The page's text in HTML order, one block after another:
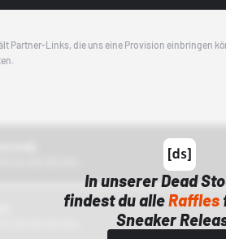
Partner-Links, die uns eine Provision einbringen
In unserer Dead
findest du alleRaffles
Sneaker